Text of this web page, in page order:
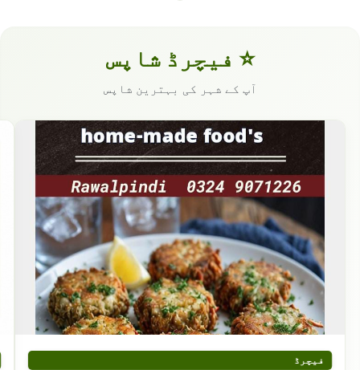
⭐ فیچرڈ شاپس
آپ کے شہر کی بہترین شاپس
فیچرڈ